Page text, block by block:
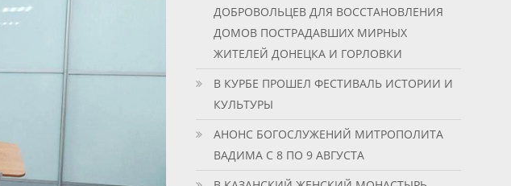
ДОБРОВОЛЬЦЕВ ДЛЯ ВОССТАНОВЛЕНИЯ
ДОМОВ ПОСТРАДАВШИХ МИРНЫХ
ЖИТЕЛЕЙ ДОНЕЦКА И ГОРЛОВКИ
В КУРБЕ ПРОШЕЛ ФЕСТИВАЛЬ ИСТОРИИ И
КУЛЬТУРЫ
АНОНС БОГОСЛУЖЕНИЙ МИТРОПОЛИТА
ВАДИМА С 8 ПО 9 АВГУСТА